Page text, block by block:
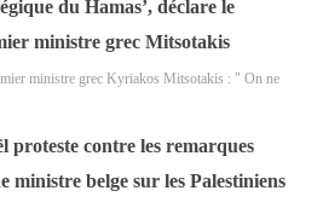
du Hamas’, déclare le
ministre grec Mitsotakis
ministre grec Kyriakos Mitsotakis : " On ne
proteste contre les remarques
ministre belge sur les Palestiniens